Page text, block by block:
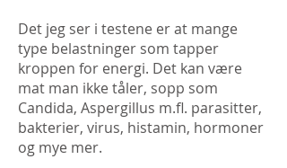
Det jeg ser i testene er at mange
type belastninger som tapper
kroppen for energi. Det kan være
mat man ikke tåler, sopp som
Candida, Aspergillus m.fl. parasitter,
bakterier, virus, histamin, hormoner
og mye mer.